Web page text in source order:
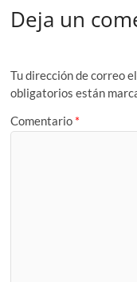
Deja un
Tu dirección de correo
obligatorios están
Comentario *